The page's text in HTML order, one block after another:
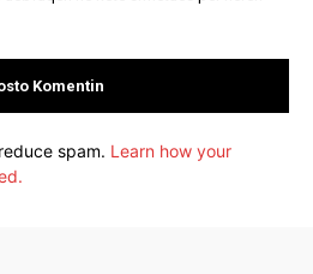
spam. Learn how your